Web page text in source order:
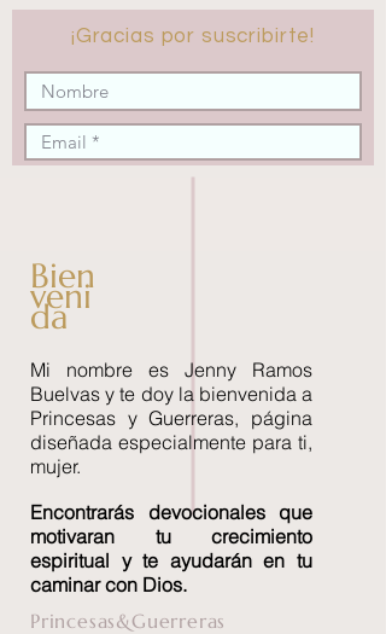
¡Gracias por suscribirte!
Bien
veni
da
Mi nombre es Jenny Ramos
Buelvas y te doy la bienvenida a
Princesas y Guerreras, página
diseñada especialmente para ti,
mujer.
Encontrarás devocionales que
motivaran tu crecimiento
espiritual y te ayudarán en tu
caminar con Dios.
Princesas&Guerreras